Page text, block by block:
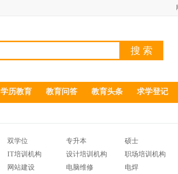
学历教育 教育问答 教育头条 求学登记
双学位 专升本 硕士
IT培训机构 设计培训机构 职场培训机构
网站建设 电脑维修 电焊